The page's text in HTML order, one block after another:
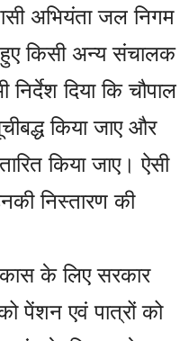
अभियंता जल निगम
हुए किसी अन्य संचालक
दिया कि चौपाल
किया जाए और
किया जाए। ऐसी
निस्तारण की
के लिए सरकार
पेंशन एवं पात्रों को